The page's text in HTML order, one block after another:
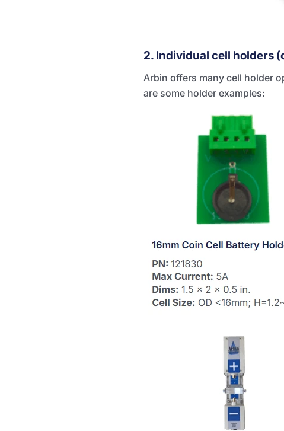
2. Individual cell holders
Arbin offers many cell holder
are some holder examples: